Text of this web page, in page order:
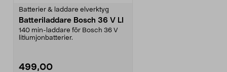
Batterier & laddare elverktyg
Batteriladdare Bosch 36 V LI
140 min-laddare för Bosch 36 V
litiumjonbatterier.
499,00